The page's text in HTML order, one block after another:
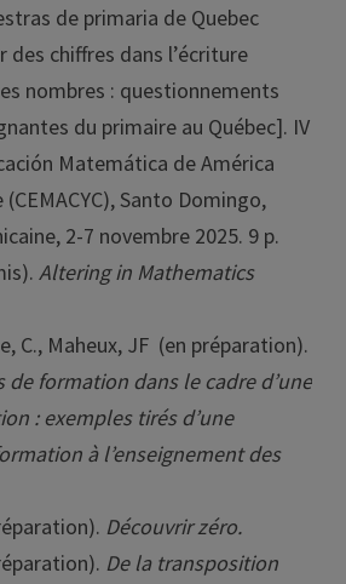
de primaria de Quebec
chiffres dans l’écriture
nombres : questionnements
du primaire au Québec]. IV
Matemática de América
Santo Domingo,
2-7 novembre 2025. 9 p.
Altering in Mathematics
C., Maheux, JF (en préparation).
de formation dans le cadre d’une
: exemples tirés d’une
à l’enseignement des
Découvrir zéro.
De la transposition